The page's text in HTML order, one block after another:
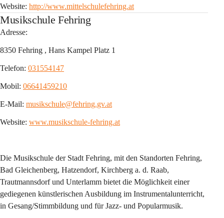
Website: http://www.mittelschulefehring.at
Musikschule Fehring
Adresse:
8350 Fehring , Hans Kampel Platz 1
Telefon: 031554147
Mobil: 06641459210
E-Mail: musikschule@fehring.gv.at
Website: www.musikschule-fehring.at
Die Musikschule der Stadt Fehring, mit den Standorten Fehring,
Bad Gleichenberg, Hatzendorf, Kirchberg a. d. Raab,
Trautmannsdorf und Unterlamm bietet die Möglichkeit einer
gediegenen künstlerischen Ausbildung im Instrumentalunterricht,
in Gesang/Stimmbildung und für Jazz- und Popularmusik.